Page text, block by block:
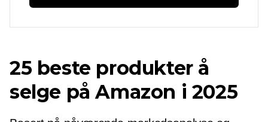
25 beste produkter å
selge på Amazon i 2025